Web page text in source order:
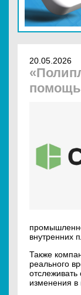
20.05.2026
внутренних
Также
реального
отслеживать
изменения в